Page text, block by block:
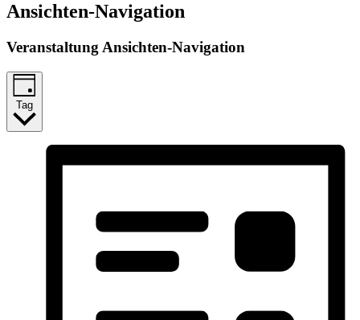
Ansichten-Navigation
Veranstaltung Ansichten-Navigation
Tag